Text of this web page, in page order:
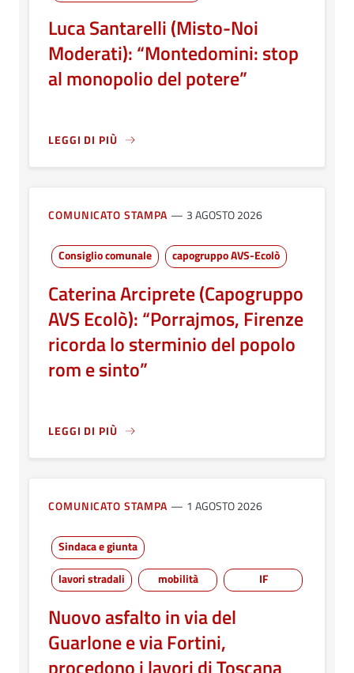
Luca Santarelli (Misto-Noi
Moderati): “Montedomini: stop
al monopolio del potere”
LEGGI DI PIÙ
A PROPOSITO DI LUCA SANTARELLI (MISTO-NOI
COMUNICATO STAMPA 3 AGOSTO 2026
Consiglio comunale capogruppo AVS-Ecolò
Caterina Arciprete (Capogruppo
AVS Ecolò): “Porrajmos, Firenze
ricorda lo sterminio del popolo
rom e sinto”
LEGGI DI PIÙ
A PROPOSITO DI CATERINA ARCIPRETE (CAPOGRUPPO
COMUNICATO STAMPA 1 AGOSTO 2026
Sindaca e giunta
lavori stradali
mobilità IF
Nuovo asfalto in via del
Guarlone e via Fortini,